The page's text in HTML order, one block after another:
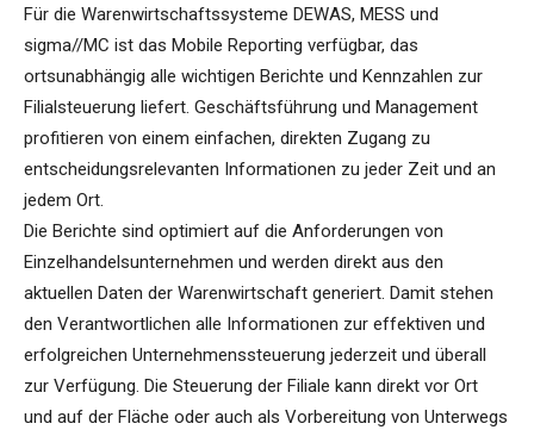
Für die Warenwirtschaftssysteme DEWAS, MESS und
sigma//MC ist das Mobile Reporting verfügbar, das
ortsunabhängig alle wichtigen Berichte und Kennzahlen zur
Filialsteuerung liefert. Geschäftsführung und Management
profitieren von einem einfachen, direkten Zugang zu
entscheidungsrelevanten Informationen zu jeder Zeit und an
jedem Ort.
Die Berichte sind optimiert auf die Anforderungen von
Einzelhandelsunternehmen und werden direkt aus den
aktuellen Daten der Warenwirtschaft generiert. Damit stehen
den Verantwortlichen alle Informationen zur effektiven und
erfolgreichen Unternehmenssteuerung jederzeit und überall
zur Verfügung. Die Steuerung der Filiale kann direkt vor Ort
und auf der Fläche oder auch als Vorbereitung von Unterwegs